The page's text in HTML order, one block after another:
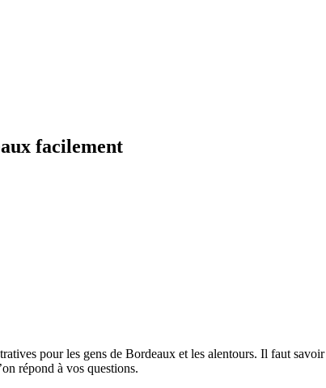
facilement
pour les gens de Bordeaux et les alentours. Il faut savoir
répond à vos questions.